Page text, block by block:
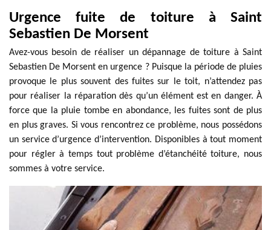
Urgence fuite de toiture à Saint
Sebastien De Morsent
Avez-vous besoin de réaliser un dépannage de toiture à Saint
Sebastien De Morsent en urgence ? Puisque la période de pluies
provoque le plus souvent des fuites sur le toit, n’attendez pas
pour réaliser la réparation dès qu’un élément est en danger. À
force que la pluie tombe en abondance, les fuites sont de plus
en plus graves. Si vous rencontrez ce problème, nous possédons
un service d’urgence d’intervention. Disponibles à tout moment
pour régler à temps tout problème d’étanchéité toiture, nous
sommes à votre service.